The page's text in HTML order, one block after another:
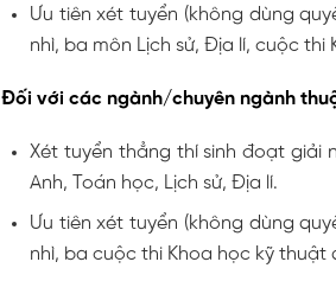
Ưu tiên xét tuyển (không dùng
nhì, ba môn Lịch sử, Địa lí, cuộc
Đối với các ngành/chuyên ngành
Xét tuyển thẳng thí sinh đoạt giải
Anh, Toán học, Lịch sử, Địa lí.
Ưu tiên xét tuyển (không dùng
nhì, ba cuộc thi Khoa học kỹ thuật